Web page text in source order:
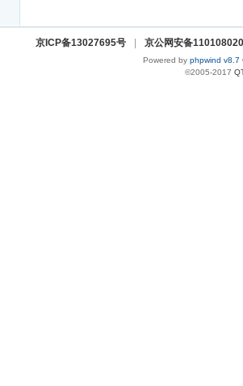
京ICP备13027695号 京公网安备
Powered by phpwind v8.7
©2005-2017